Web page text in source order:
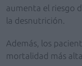
aumenta el riesgo
la desnutrición.
Además, los
mortalidad más